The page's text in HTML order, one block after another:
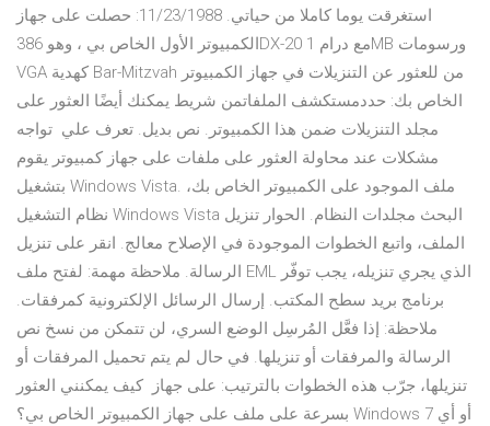
استغرقت يوما كاملا من حياتي. 11/23/1988: حصلت على جهاز
الكمبيوتر الأول الخاص بي ، وهو 386DX-20 مع درام 1MB ورسومات
VGA كهدية Bar-Mitzvah من للعثور عن التنزيلات في جهاز الكمبيوتر
الخاص بك: حددمستكشف الملفاتمن شريط يمكنك أيضًا العثور على
مجلد التنزيلات ضمن هذا الكمبيوتر. نص بديل. تعرف علي تواجه
مشكلات عند محاولة العثور على ملفات على جهاز كمبيوتر يقوم
بتشغيل Windows Vista. ملف الموجود على الكمبيوتر الخاص بك،
نظام التشغيل Windows Vista البحث مجلدات النظام. الحوار تنزيل
الملف، واتبع الخطوات الموجودة في الإصلاح معالج. انقر على تنزيل
الرسالة. ملاحظة مهمة: لفتح ملف EML الذي يجري تنزيله، يجب توفّر
برنامج بريد سطح المكتب. إرسال الرسائل الإلكترونية كمرفقات.
ملاحظة: إذا فعَّل المُرسِل الوضع السري، لن تتمكن من نسخ نص
الرسالة والمرفقات أو تنزيلها. في حال لم يتم تحميل المرفقات أو
تنزيلها، جرّب هذه الخطوات بالترتيب: على جهاز كيف يمكنني العثور
بسرعة على ملف على جهاز الكمبيوتر الخاص بي؟ Windows 7 أو أي